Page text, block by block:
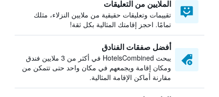
الملايين من التعليقات
تقييمات وتعليقات حقيقية من ملايين النزلاء، مثلك
تمامًا. احجز إقامتك المثالية بكل ثقة!
أفضل صفقات الفنادق
يبحث HotelsCombined في أكثر من 3 ملايين فندق
ومكان إقامة ويجمعهم في مكان واحد حتى تتمكن من
مقارنة أماكن الإقامة المثالية.